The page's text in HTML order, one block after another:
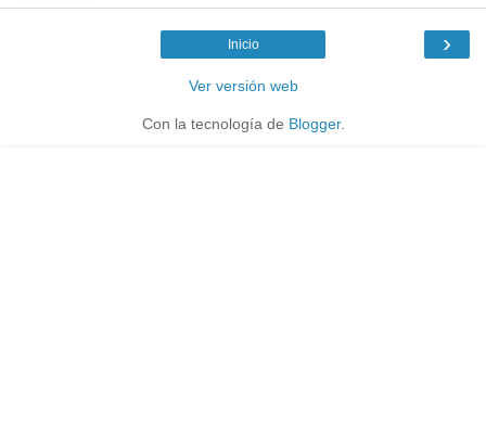
›
Inicio
Ver versión web
Con la tecnología de Blogger.